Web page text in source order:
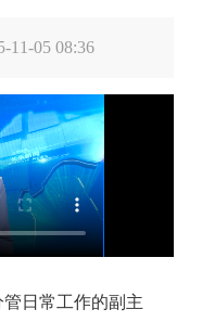
11-05 08:36
日常工作的副主